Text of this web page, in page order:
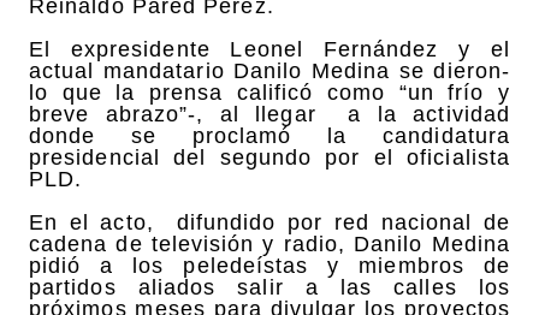
Reinaldo Pared Pérez.
El expresidente Leonel Fernández y el
actual mandatario Danilo Medina se dieron-
lo que la prensa calificó como “un frío y
breve abrazo”-, al llegar a la actividad
donde se proclamó la candidatura
presidencial del segundo por el oficialista
PLD.
En el acto, difundido por red nacional de
cadena de televisión y radio, Danilo Medina
pidió a los peledeístas y miembros de
partidos aliados salir a las calles los
próximos meses para divulgar los proyectos